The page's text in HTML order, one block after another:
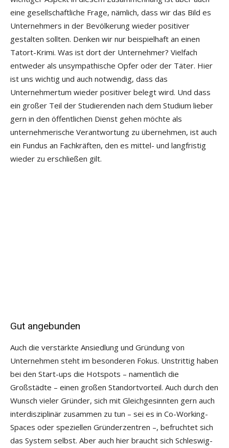
eine gesellschaftliche Frage, nämlich, dass wir das Bild es
Unternehmers in der Bevölkerung wieder positiver
gestalten sollten. Denken wir nur beispielhaft an einen
Tatort-Krimi. Was ist dort der Unternehmer? Vielfach
entweder als unsympathische Opfer oder der Täter. Hier
ist uns wichtig und auch notwendig, dass das
Unternehmertum wieder positiver belegt wird. Und dass
ein großer Teil der Studierenden nach dem Studium lieber
gern in den öffentlichen Dienst gehen möchte als
unternehmerische Verantwortung zu übernehmen, ist auch
ein Fundus an Fachkräften, den es mittel- und langfristig
wieder zu erschließen gilt.
Gut angebunden
Auch die verstärkte Ansiedlung und Gründung von
Unternehmen steht im besonderen Fokus. Unstrittig haben
bei den Start-ups die Hotspots – namentlich die
Großstädte – einen großen Standortvorteil. Auch durch den
Wunsch vieler Gründer, sich mit Gleichgesinnten gern auch
interdisziplinär zusammen zu tun – sei es in Co-Working-
Spaces oder speziellen Gründerzentren –, befruchtet sich
das System selbst. Aber auch hier braucht sich Schleswig-